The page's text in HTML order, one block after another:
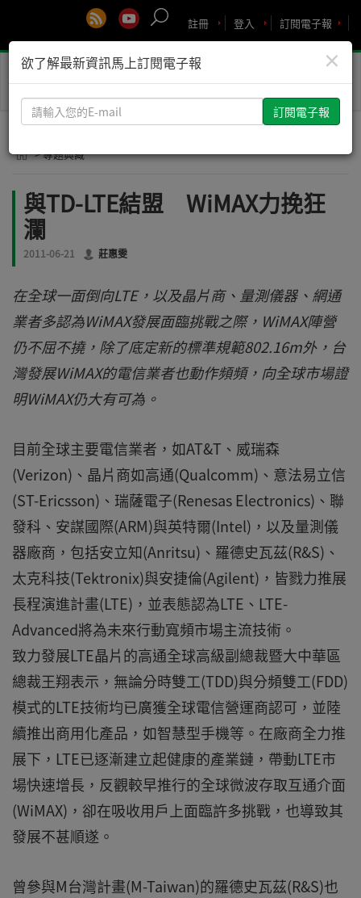
訂閱電子報
登入
註冊
Toggle
> 專題典藏
與TD-LTE結盟 WiMAX力挽狂
瀾
2011-06-21 莊惠雯
在全球一面倒向LTE，以及晶片商、量測儀器、網通
業者多認為WiMAX發展面臨挑戰之際，WiMAX陣營
仍不屈不撓，除了底定新的標準規範802.16m外，台
灣發展WiMAX的電信業者也動作頻頻，向全球市場證
明WiMAX仍大有可為。
目前全球主要電信業者，如AT&T、威瑞森
(Verizon)、晶片商如高通(Qualcomm)、意法易立信
(ST-Ericsson)、瑞薩電子(Renesas Electronics)、聯
發科、安謀國際(ARM)與英特爾(Intel)，以及量測儀
器廠商，包括安立知(Anritsu)、羅德史瓦茲(R&S)、
太克科技(Tektronix)與安捷倫(Agilent)，皆戮力推展
長程演進計畫(LTE)，並表態認為LTE、LTE-
Advanced將為未來行動寬頻市場主流技術。
致力發展LTE晶片的高通全球高級副總裁暨大中華區
總裁王翔表示，無論分時雙工(TDD)與分頻雙工(FDD)
模式的LTE技術均已廣獲全球電信營運商認可，並陸
續推出商用化產品，如智慧型手機等。在廠商全力推
展下，LTE已逐漸建立起健康的產業鏈，帶動LTE市
場快速增長，反觀較早推行的全球微波存取互通介面
(WiMAX)，卻在吸收用戶上面臨許多挑戰，也導致其
發展不甚順遂。
曾參與M台灣計畫(M-Taiwan)的羅德史瓦茲(R&S)也
×
欲了解最新資訊馬上訂閱電子報
請
輸
您
E-
mail